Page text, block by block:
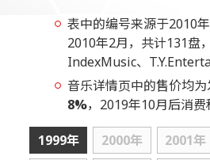
表中的编号来源于2010
2010年2月，共计131盘
IndexMusic、
音乐详情页中的售价均
8%，2019年10月后消费
1999年 2000年 2001年